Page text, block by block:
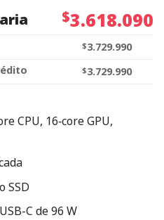
$3.618.090
$3.729.990
$3.729.990
CPU, 16‑core GPU,
SSD
C de 96 W